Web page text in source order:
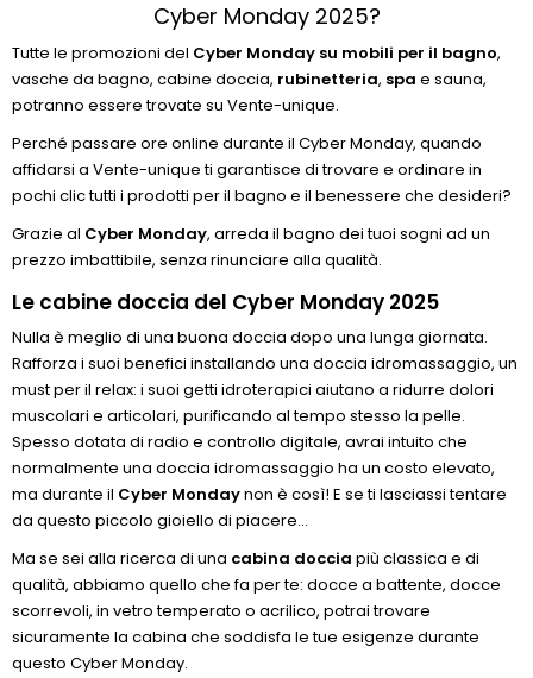
Cyber Monday 2025?
Tutte le promozioni del Cyber Monday su mobili per il bagno,
vasche da bagno, cabine doccia, rubinetteria, spa e sauna,
potranno essere trovate su Vente-unique.
Perché passare ore online durante il Cyber Monday, quando
affidarsi a Vente-unique ti garantisce di trovare e ordinare in
pochi clic tutti i prodotti per il bagno e il benessere che desideri?
Grazie al Cyber Monday, arreda il bagno dei tuoi sogni ad un
prezzo imbattibile, senza rinunciare alla qualità.
Le cabine doccia del Cyber Monday 2025
Nulla è meglio di una buona doccia dopo una lunga giornata.
Rafforza i suoi benefici installando una doccia idromassaggio, un
must per il relax: i suoi getti idroterapici aiutano a ridurre dolori
muscolari e articolari, purificando al tempo stesso la pelle.
Spesso dotata di radio e controllo digitale, avrai intuito che
normalmente una doccia idromassaggio ha un costo elevato,
ma durante il Cyber Mondaynon è così! E se ti lasciassi tentare
da questo piccolo gioiello di piacere…
Ma se sei alla ricerca di una cabina doccia più classica e di
qualità, abbiamo quello che fa per te: docce a battente, docce
scorrevoli, in vetro temperato o acrilico, potrai trovare
sicuramente la cabina che soddisfa le tue esigenze durante
questo Cyber Monday.